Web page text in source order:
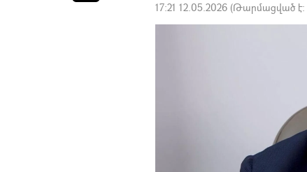
17:21 12.05.2026 (Թարմացված է: